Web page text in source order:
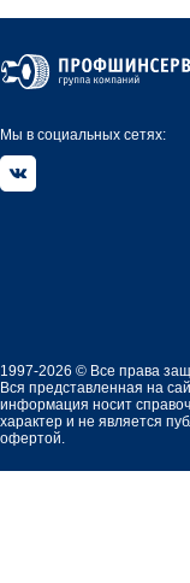
Мы в социальных сетях:
1997-2026 © Все права
Вся представленная на
информация носит
характер и не является
офертой.